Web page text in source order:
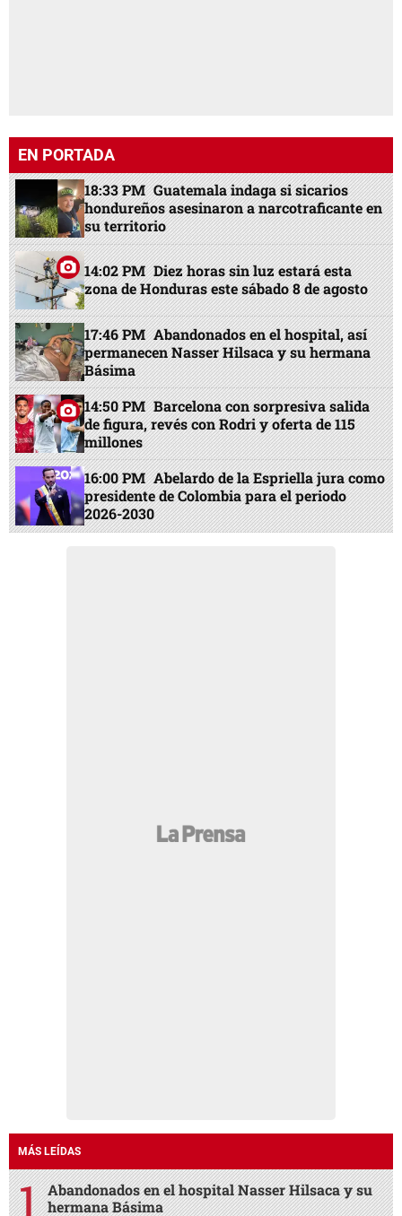
EN PORTADA
18:33 PM Guatemala indaga si sicarios
hondureños asesinaron a narcotraficante en
su territorio
14:02 PM Diez horas sin luz estará esta
zona de Honduras este sábado 8 de agosto
17:46 PM Abandonados en el hospital, así
permanecen Nasser Hilsaca y su hermana
Básima
14:50 PM Barcelona con sorpresiva salida
de figura, revés con Rodri y oferta de 115
millones
16:00 PM Abelardo de la Espriella jura como
presidente de Colombia para el periodo
2026-2030
MÁS LEÍDAS
Abandonados en el hospital Nasser Hilsaca y su
hermana Básima